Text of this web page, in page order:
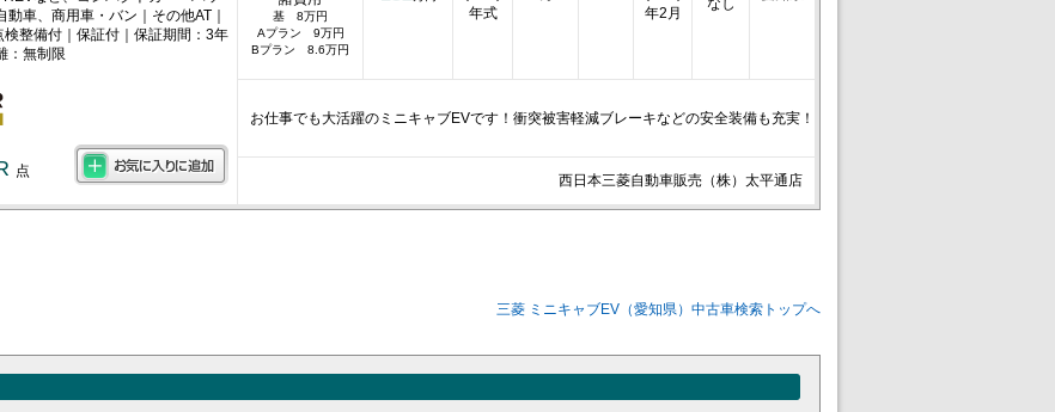
動車、商用車・バン｜その他AT｜
検整備付｜保証付｜保証期間：3年
：無制限
点
基 8万円
Aプラン 9万円
Bプラン 8.6万円
年式
年2月
なし
お仕事でも大活躍のミニキャブEVです！衝突被害軽減ブレーキなどの安全装備も充実！
西日本三菱自動車販売（株）太平通店
三菱 ミニキャブEV（愛知県）中古車検索トップへ